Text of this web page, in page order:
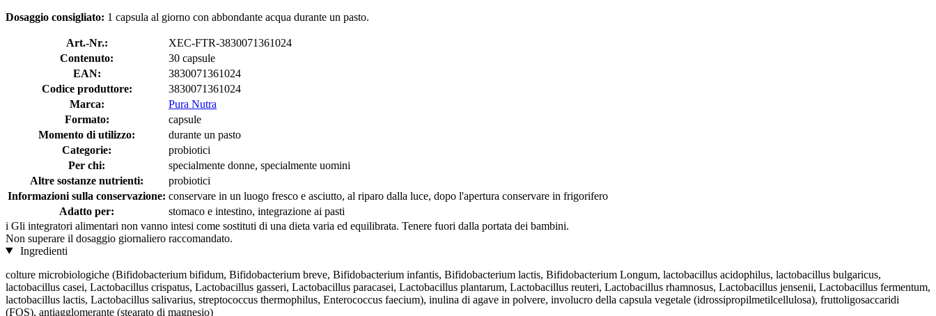
Dosaggio consigliato: 1 capsula al giorno con abbondante acqua durante un pasto.
Art.-Nr.:
XEC-FTR-3830071361024
Contenuto:
30 capsule
EAN:
3830071361024
Codice produttore:
3830071361024
Marca:
Pura Nutra
Formato:
capsule
Momento di utilizzo:
durante un pasto
Categorie:
probiotici
Per chi:
specialmente donne, specialmente uomini
Altre sostanze nutrienti:
probiotici
Informazioni sulla conservazione: conservare in un luogo fresco e asciutto, al riparo dalla luce, dopo l'apertura conservare in frigorifero
Adatto per:
stomaco e intestino, integrazione ai pasti
i Gli integratori alimentari non vanno intesi come sostituti di una dieta varia ed equilibrata. Tenere fuori dalla portata dei bambini.
Non superare il dosaggio giornaliero raccomandato.
Ingredienti
colture microbiologiche (Bifidobacterium bifidum, Bifidobacterium breve, Bifidobacterium infantis, Bifidobacterium lactis, Bifidobacterium Longum, lactobacillus acidophilus, lactobacillus bulgaricus,
lactobacillus casei, Lactobacillus crispatus, Lactobacillus gasseri, Lactobacillus paracasei, Lactobacillus plantarum, Lactobacillus reuteri, Lactobacillus rhamnosus, Lactobacillus jensenii, Lactobacillus fermentum,
lactobacillus lactis, Lactobacillus salivarius, streptococcus thermophilus, Enterococcus faecium), inulina di agave in polvere, involucro della capsula vegetale (idrossipropilmetilcellulosa), fruttoligosaccaridi
(FOS), antiagglomerante (stearato di magnesio)